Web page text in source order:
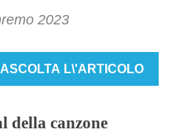
2023
L\'ARTICOLO
della canzone